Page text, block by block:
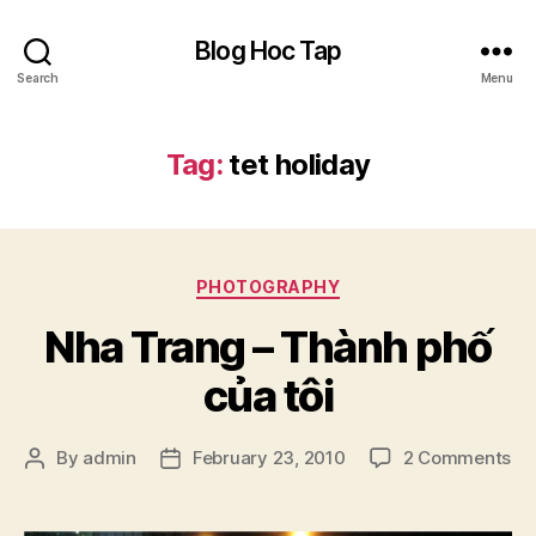
Search
Blog Hoc Tap
Menu
Tag: tet holiday
Categories
PHOTOGRAPHY
Nha Trang – Thành phố
của tôi
Post
By admin
PostFebruary 23, 2010 2 Commentson